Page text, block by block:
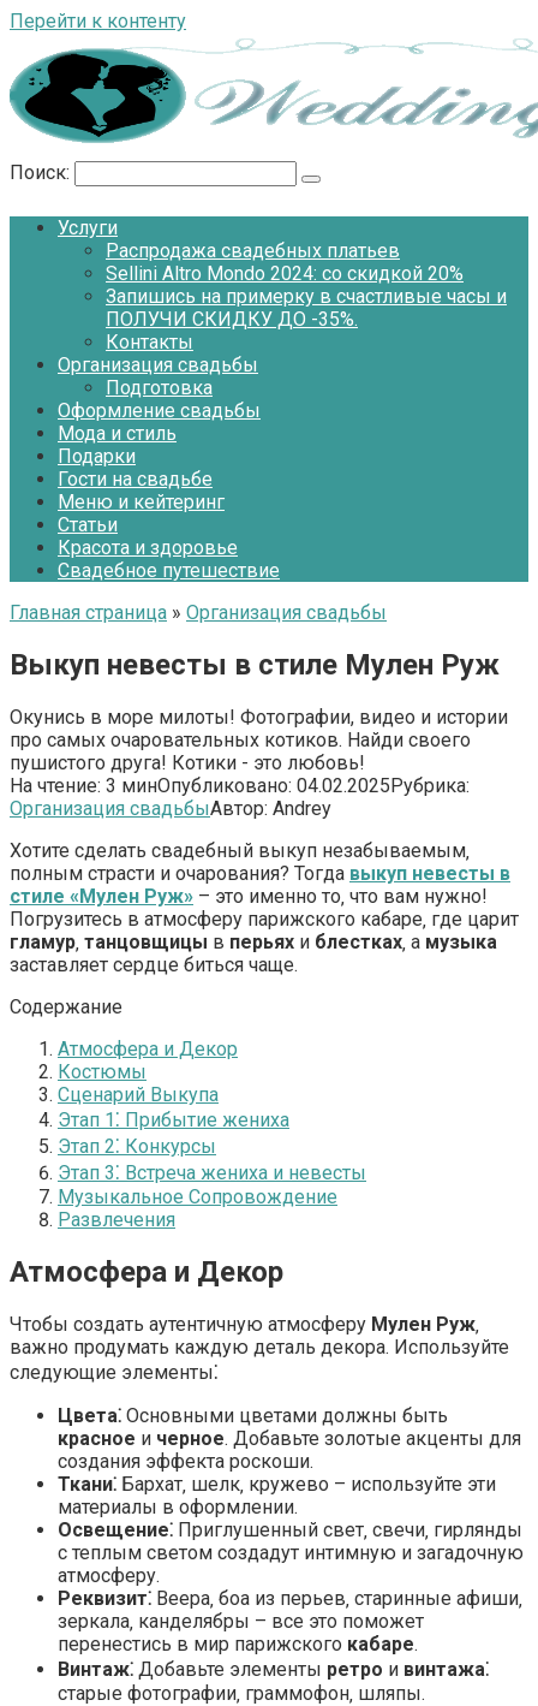
Перейти к контенту
Поиск:
Услуги
Распродажа свадебных платьев
Sellini Altro Mondo 2024: со скидкой 20%
Запишись на примерку в счастливые часы и
ПОЛУЧИ СКИДКУ ДО -35%.
Контакты
Организация свадьбы
Подготовка
Оформление свадьбы
Мода и стиль
Подарки
Гости на свадьбе
Меню и кейтеринг
Статьи
Красота и здоровье
Свадебное путешествие
Главная страница » Организация свадьбы
Выкуп невесты в стиле Мулен Руж
Окунись в море милоты! Фотографии, видео и истории
про самых очаровательных котиков. Найди своего
пушистого друга! Котики - это любовь!
На чтение: 3 минОпубликовано: 04.02.2025Рубрика:
Организация свадьбыАвтор: Andrey
Хотите сделать свадебный выкуп незабываемым‚
полным страсти и очарования? Тогда выкуп невесты в
стиле «Мулен Руж» – это именно то‚ что вам нужно!
Погрузитесь в атмосферу парижского кабаре‚ где царит
гламур‚ танцовщицы в перьях и блестках‚ а музыка
заставляет сердце биться чаще.
Содержание
Атмосфера и Декор
Костюмы
Сценарий Выкупа
Этап 1⁚ Прибытие жениха
Этап 2⁚ Конкурсы
Этап 3⁚ Встреча жениха и невесты
Музыкальное Сопровождение
Развлечения
Атмосфера и Декор
Чтобы создать аутентичную атмосферу Мулен Руж
важно продумать каждую деталь декора. Используйте
следующие элементы⁚
Цвета⁚ Основными цветами должны быть
красное и черное. Добавьте золотые акценты для
создания эффекта роскоши.
Ткани⁚ Бархат‚ шелк‚ кружево – используйте эти
материалы в оформлении.
Освещение⁚ Приглушенный свет‚ свечи‚ гирлянды
с теплым светом создадут интимную и загадочную
атмосферу.
Реквизит⁚ Веера‚ боа из перьев‚ старинные афиши‚
зеркала‚ канделябры – все это поможет
перенестись в мир парижского кабаре.
Винтаж⁚ Добавьте элементы ретро и винтажа⁚
старые фотографии‚ граммофон‚ шляпы.